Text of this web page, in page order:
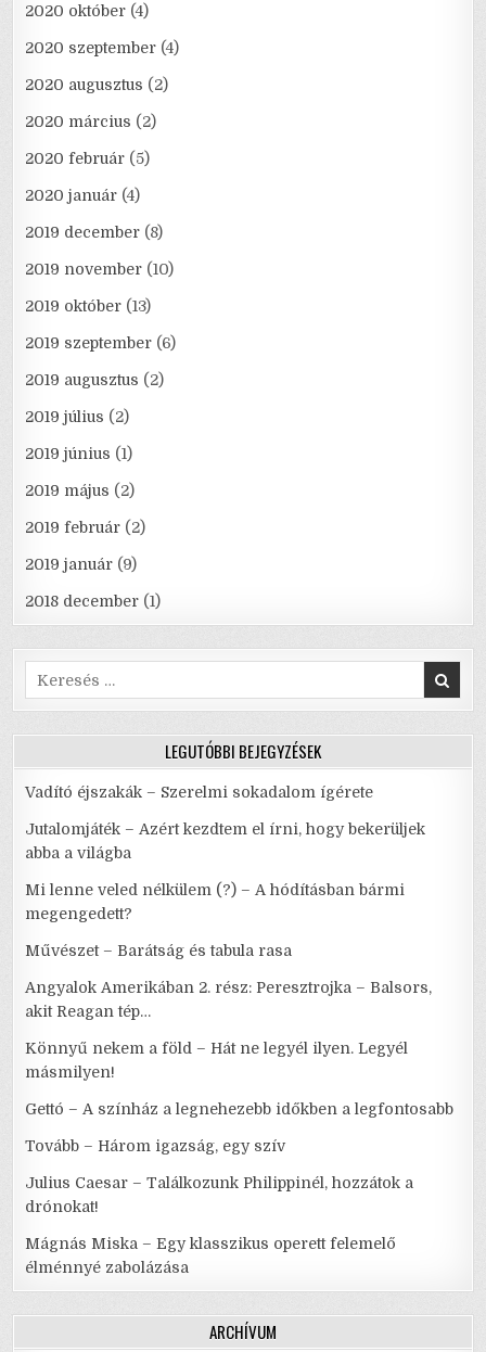
2020 október (4)
2020 szeptember (4)
2020 augusztus (2)
2020 március (2)
2020 február (5)
2020 január (4)
2019 december (8)
2019 november (10)
2019 október (13)
2019 szeptember (6)
2019 augusztus (2)
2019 július (2)
2019 június (1)
2019 május (2)
2019 február (2)
2019 január (9)
2018 december (1)
Search
for:
LEGUTÓBBI BEJEGYZÉSEK
Vadító éjszakák – Szerelmi sokadalom ígérete
Jutalomjáték – Azért kezdtem el írni, hogy bekerüljek
abba a világba
Mi lenne veled nélkülem (?) – A hódításban bármi
megengedett?
Művészet – Barátság és tabula rasa
Angyalok Amerikában 2. rész: Peresztrojka – Balsors,
akit Reagan tép…
Könnyű nekem a föld – Hát ne legyél ilyen. Legyél
másmilyen!
Gettó – A színház a legnehezebb időkben a legfontosabb
Tovább – Három igazság, egy szív
Julius Caesar – Találkozunk Philippinél, hozzátok a
drónokat!
Mágnás Miska – Egy klasszikus operett felemelő
élménnyé zabolázása
ARCHÍVUM